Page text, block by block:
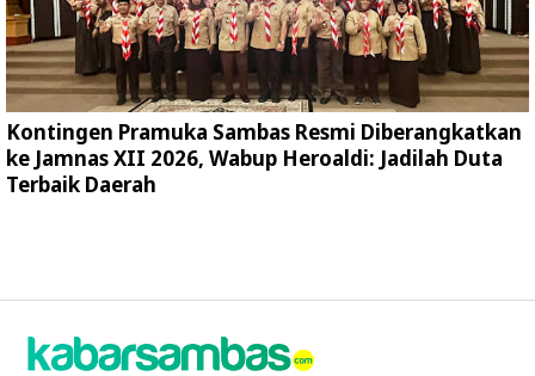
Kontingen Pramuka Sambas Resmi Diberangkatkan
ke Jamnas XII 2026, Wabup Heroaldi: Jadilah Duta
Terbaik Daerah